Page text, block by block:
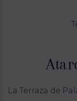
La Terraza de